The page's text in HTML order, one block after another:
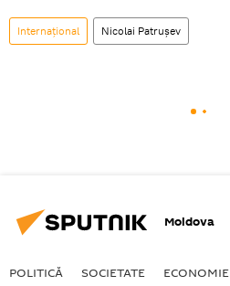
Internațional Nicolai Patrușev
Moldova
POLITICĂ SOCIETATE ECONOMIE